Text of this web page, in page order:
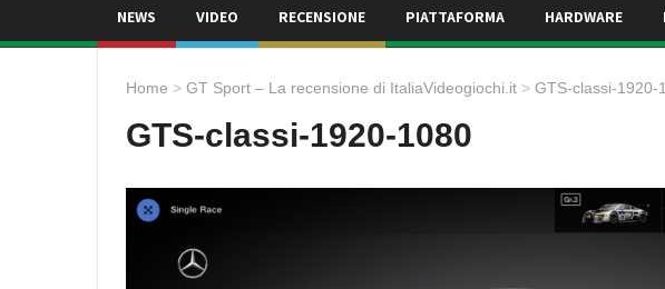
NEWS VIDEO RECENSIONE PIATTAFORMA HARDWARE
Home > GT Sport – La recensione di ItaliaVideogiochi.it > GTS-classi-1920-
GTS-classi-1920-1080